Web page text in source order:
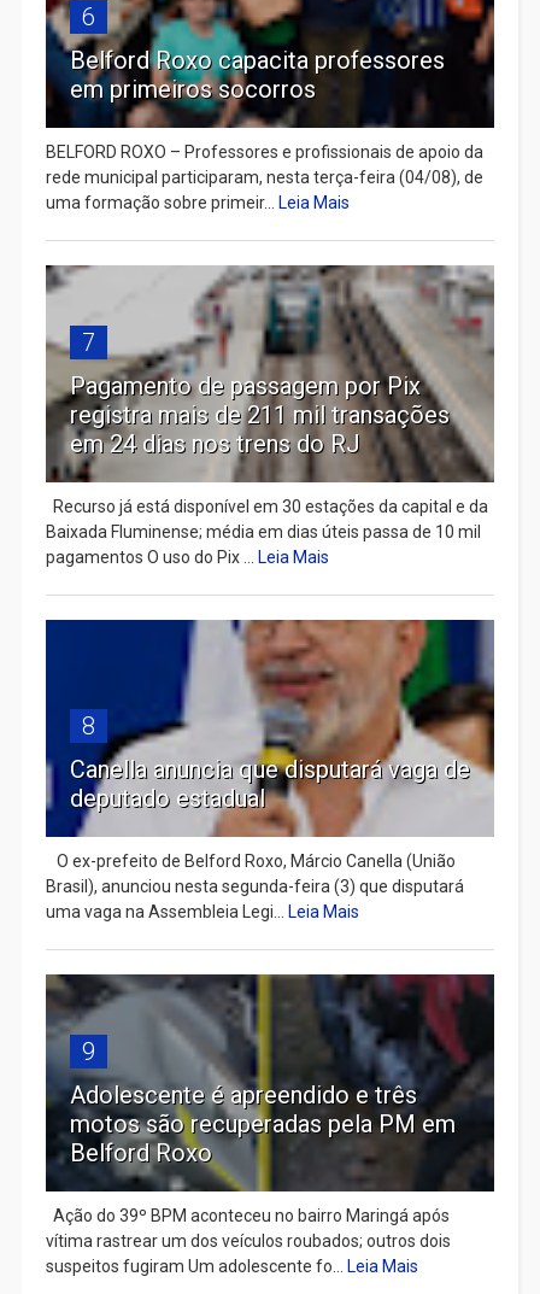
6
Belford Roxo capacita professores
em primeiros socorros
BELFORD ROXO – Professores e profissionais de apoio da
rede municipal participaram, nesta terça-feira (04/08), de
uma formação sobre primeir...
Leia Mais
7
Pagamento de passagem por Pix
registra mais de 211 mil transações
em 24 dias nos trens do RJ
Recurso já está disponível em 30 estações da capital e da
Baixada Fluminense; média em dias úteis passa de 10 mil
pagamentos O uso do Pix ...
Leia Mais
8
Canella anuncia que disputará vaga de
deputado estadual
​ O ex-prefeito de Belford Roxo, Márcio Canella (União
Brasil), anunciou nesta segunda-feira (3) que disputará
uma vaga na Assembleia Legi...
Leia Mais
9
Adolescente é apreendido e três
motos são recuperadas pela PM em
Belford Roxo
Ação do 39º BPM aconteceu no bairro Maringá após
vítima rastrear um dos veículos roubados; outros dois
suspeitos fugiram Um adolescente fo...
Leia Mais